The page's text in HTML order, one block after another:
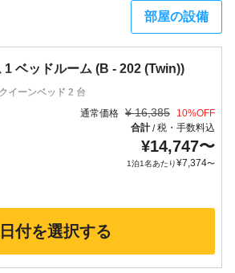
部屋の設備
1 ベッドルーム (B - 202 (Twin))
クイーンベッド 2 台
通常価格 ¥ 16,385 10%OFF
合計/税・手数料込
¥14,747〜
1泊1名あたり¥7,374〜
日付を選択する